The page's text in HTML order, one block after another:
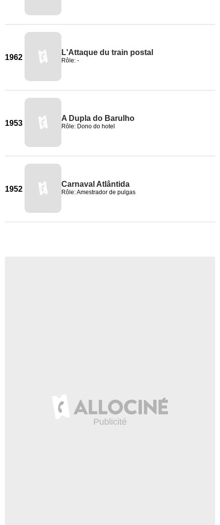
1962
L'Attaque du train postal
Rôle: -
1953
A Dupla do Barulho
Rôle: Dono do hotel
1952
Carnaval Atlântida
Rôle: Amestrador de pulgas